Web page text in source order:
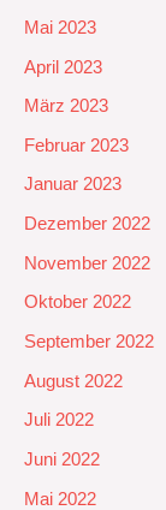
Mai 2023
April 2023
März 2023
Februar 2023
Januar 2023
Dezember 2022
November 2022
Oktober 2022
September 2022
August 2022
Juli 2022
Juni 2022
Mai 2022